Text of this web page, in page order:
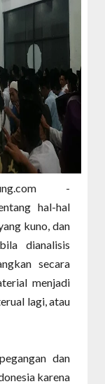
-
hal-hal
kuno, dan
dianalisis
secara
menjadi
lagi, atau
dan
karena